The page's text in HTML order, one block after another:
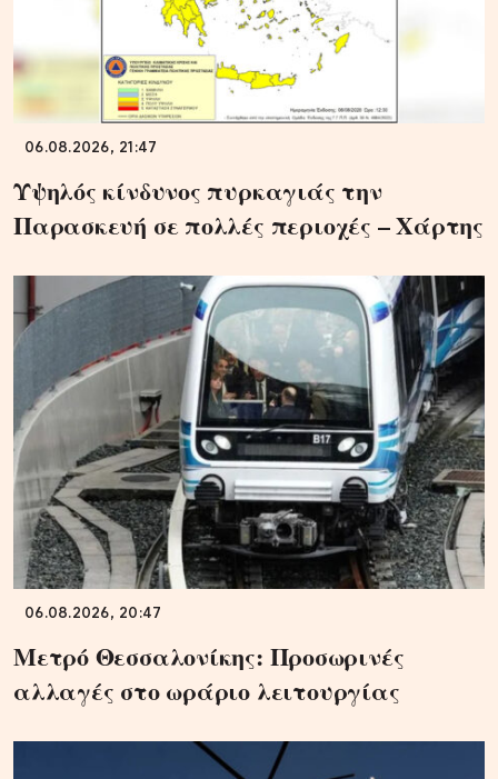
06.08.2026, 21:47
Υψηλός κίνδυνος πυρκαγιάς την
Παρασκευή σε πολλές περιοχές – Χάρτης
06.08.2026, 20:47
Μετρό Θεσσαλονίκης: Προσωρινές
αλλαγές στο ωράριο λειτουργίας